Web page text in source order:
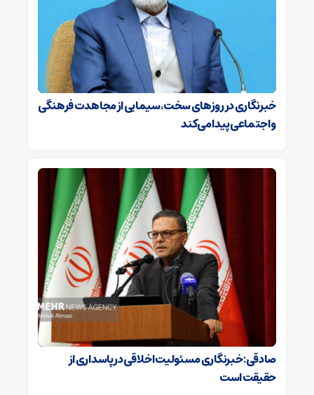
خبرنگاری در روزهای سخت، سیمایی از مجاهدت فرهنگی
و اجتماعی پیدا می‌کند
صادقی: خبرنگاری مسئولیت اخلاقی در پاسداری از
حقیقت است